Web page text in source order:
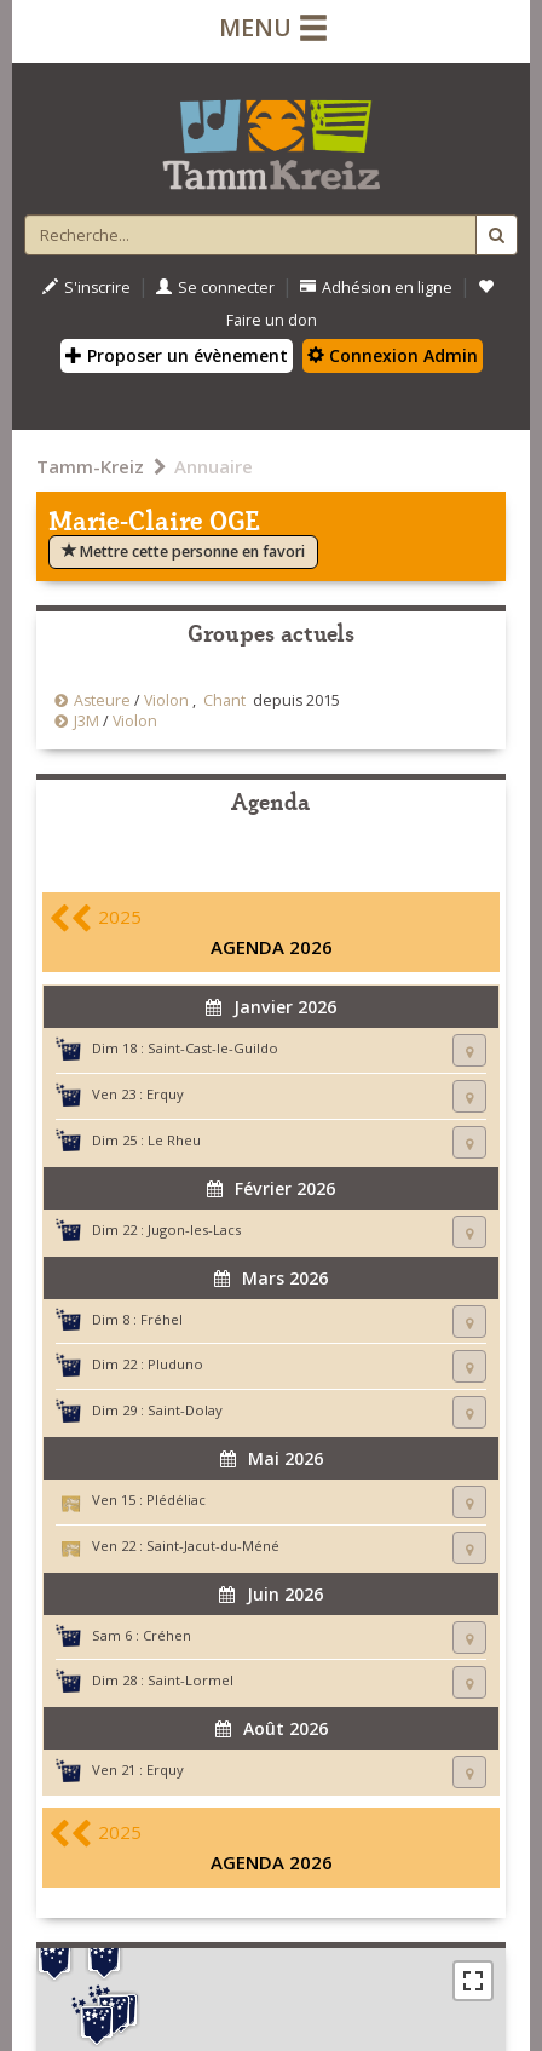
MENU
S'inscrire | Se connecter | Adhésion en ligne |
Faire un don
Proposer un évènement Connexion Admin
Tamm-Kreiz Annuaire
Marie-Claire OGE
Mettre cette personne en favori
Groupes actuels
Asteure /Violon , Chant depuis 2015
J3M /Violon
Agenda
2025
AGENDA 2026
Janvier 2026
Dim 18 : Saint-Cast-le-Guildo
Ven 23 : Erquy
Dim 25 : Le Rheu
Février 2026
Dim 22 : Jugon-les-Lacs
Mars 2026
Dim 8 : Fréhel
Dim 22 : Pluduno
Dim 29 : Saint-Dolay
Mai 2026
Ven 15 : Plédéliac
Ven 22 : Saint-Jacut-du-Méné
Juin 2026
Sam 6 : Créhen
Dim 28 : Saint-Lormel
Août 2026
Ven 21 : Erquy
2025
AGENDA 2026